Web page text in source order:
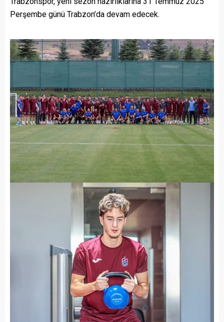
Perşembe günü Trabzon’da devam edecek.